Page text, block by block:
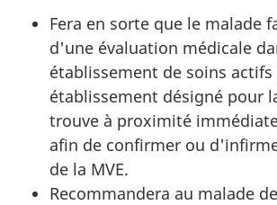
Fera en sorte que le malade
d'une évaluation médicale
établissement de soins actifs
établissement désigné pour
trouve à proximité
afin de confirmer ou
de la MVE.
Recommandera au malade